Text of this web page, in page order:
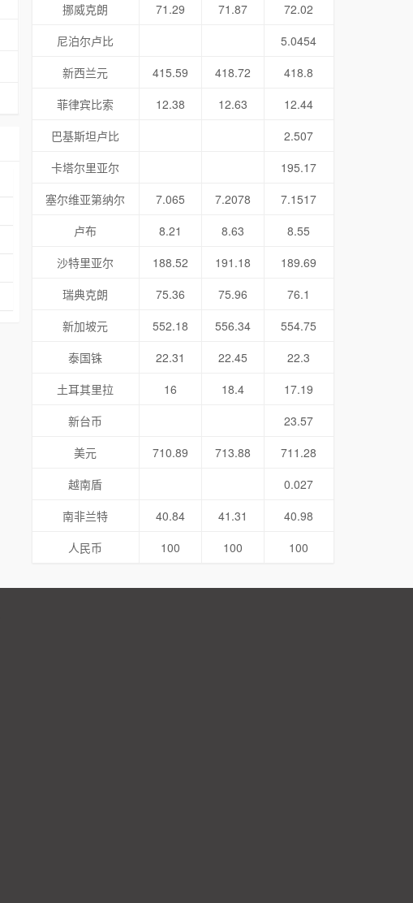
挪威克朗
71.29 71.87
72.02
尼泊尔卢比
5.0454
新西兰元
415.59 418.72
418.8
菲律宾比索
12.38 12.63
12.44
巴基斯坦卢比
2.507
卡塔尔里亚尔
195.17
塞尔维亚第纳尔
7.065 7.2078
7.1517
卢布
8.21 8.63
8.55
沙特里亚尔
188.52 191.18
189.69
瑞典克朗
75.36 75.96
76.1
新加坡元
552.18 556.34
554.75
泰国铢
22.31 22.45
22.3
土耳其里拉
16 18.4
17.19
新台币
23.57
美元
710.89 713.88
711.28
越南盾
0.027
南非兰特
40.84 41.31
40.98
人民币
100 100 100